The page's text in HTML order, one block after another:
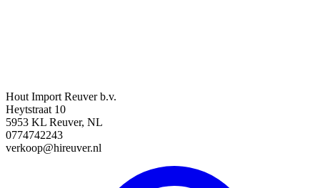
Hout Import Reuver b.v.
Heytstraat 10
5953 KL Reuver, NL
0774742243
verkoop@hireuver.nl